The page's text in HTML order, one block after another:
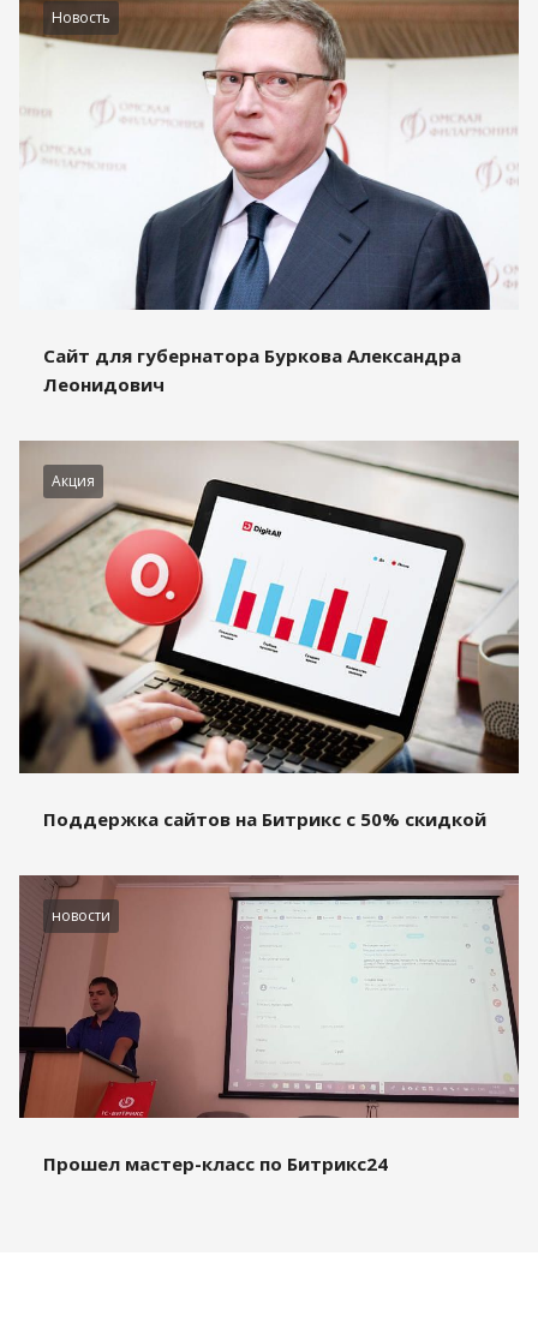
Новость
Сайт для губернатора Буркова Александра
Леонидович
Акция
Поддержка сайтов на Битрикс с 50% скидкой
новости
Прошел мастер-класс по Битрикс24